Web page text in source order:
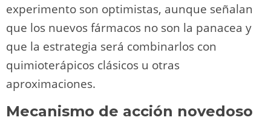
experimento son optimistas, aunque señalan
que los nuevos fármacos no son la panacea y
que la estrategia será combinarlos con
quimioterápicos clásicos u otras
aproximaciones.
Mecanismo de acción novedoso